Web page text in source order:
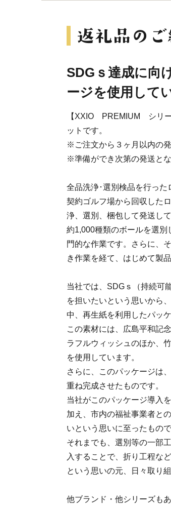
SDGｓ達成に向
ージを使用して
【XXIO PREMIUM シリ
ットです。
※ご注文から３ヶ月以内の
※準備ができ次第の発送とな
全品洗浄･選別検品を行った
契約ゴルフ場から回収した
浄、選別、梱包して発送して
約1,000種類のボールを選
門的な作業です。さらに、
き作業を経て、はじめて製
当社では、SDGｓ（持続可
を担いたいという思いから
中、再生紙を利用したパッ
この素材には、広島平和記
ラフルウィッシュのほか、
を使用しています。
さらに、このパッケージは
重ね完成させたものです。
当社がこのパッケージ導入
加え、市内の福祉事業者と
いという思いに至ったもので
それまでも、選別等の一部
入することで、折り工程な
という思いの元、日々取り
他ブランド・他シリーズもあ